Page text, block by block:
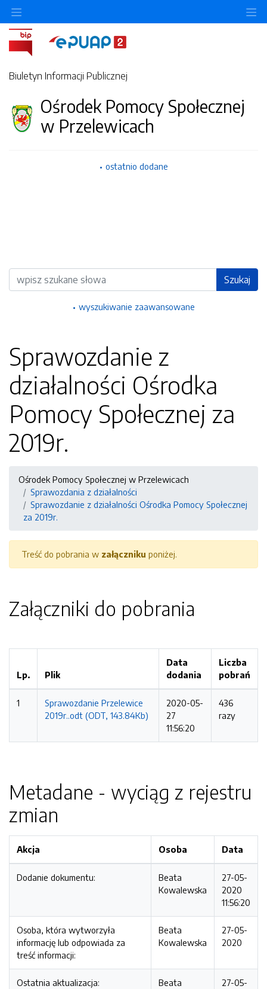
Biuletyn Informacji Publicznej
Ośrodek Pomocy Społecznej
w Przelewicach
ostatnio dodane
Wyszukiwarka Szukaj
wyszukiwanie zaawansowane
Sprawozdanie z
działalności Ośrodka
Pomocy Społecznej za
2019r.
Ośrodek Pomocy Społecznej w Przelewicach
Sprawozdania z działalności
Sprawozdanie z działalności Ośrodka Pomocy Społecznej
za 2019r.
Treść do pobrania w załączniku poniżej.
Załączniki do pobrania
Lp. Plik
Data
dodania
Liczba
pobrań
1
Sprawozdanie Przelewice
2019r..odt (ODT, 143.84Kb)
2020-05-
27
11:56:20
436
razy
Metadane - wyciąg z rejestru
zmian
Akcja Osoba Data
Dodanie dokumentu:
Beata
Kowalewska
27-05-
2020
11:56:20
Osoba, która wytworzyła
informację lub odpowiada za
treść informacji:
Beata
Kowalewska
27-05-
2020
Ostatnia aktualizacja:
Beata
27-05-